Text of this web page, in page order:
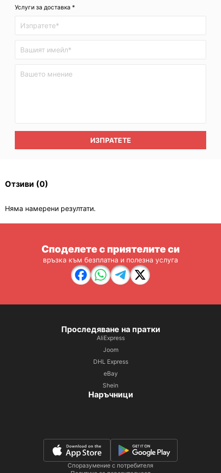
Услуги за доставка *
ИЗПРАТЕТЕ
Отзиви (0)
Няма намерени резултати.
Споделете с приятелите си
връзка към безплатна и полезна услуга
Проследяване на пратки
AliExpress
Joom
DHL Express
eBay
Shein
Наръчници
Споразумение с потребителя